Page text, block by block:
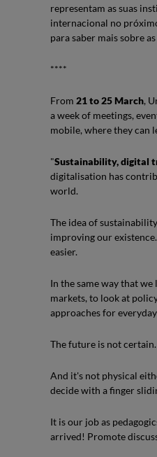
representam as suas
internacional no
para saber mais sobre
****
From 21 to 25 March,
a week of meetings,
mobile, where they can
"Sustainability, digital
digitalisation has
world.
The idea of
improving our
easier.
In the same way that
markets, to look at
approaches for
The future is not
And it's not physical
decide with a finger
It is our job as
arrived! Promote